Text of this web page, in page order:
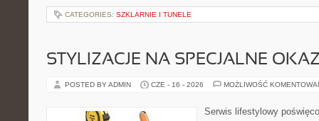
CATEGORIES: SZKLARNIE I TUNELE
STYLIZACJE NA SPECJALNE
POSTED BY ADMIN CZE - 16 - 2026 MOŻLIWOŚĆ
Serwis lifestylowy